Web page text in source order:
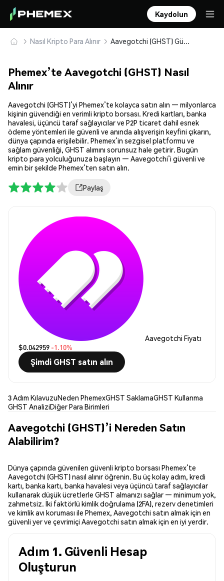
Kaydolun
Nasıl Kripto Para Alınır Aavegotchi (GHST) Güvenle Satın Alın ve Saklayın
Phemex’te Aavegotchi (GHST) Nasıl
Alınır
Aavegotchi (GHST)’yi Phemex’te kolayca satın alın — milyonlarca
kişinin güvendiği en verimli kripto borsası. Kredi kartları, banka
havalesi, üçüncü taraf sağlayıcılar ve P2P ticaret dahil esnek
ödeme yöntemleri ile güvenli ve anında alışverişin keyfini çıkarın,
dünya çapında erişilebilir. Phemex’in sezgisel platformu ve
sağlam güvenliği, GHST alımını sorunsuz hale getirir. Bugün
kripto para yolculuğunuza başlayın — Aavegotchi’i güvenli ve
emin bir şekilde Phemex’ten satın alın.
Paylaş
Aavegotchi Fiyatı
$0.042959 -1.10%
Şimdi GHST satın alın
3 Adım KılavuzuNeden PhemexGHST SaklamaGHST Kullanma
GHST AnaliziDiğer Para Birimleri
Aavegotchi (GHST)’i Nereden Satın
Alabilirim?
Dünya çapında güvenilen güvenli kripto borsası Phemex’te
Aavegotchi (GHST) nasıl alınır öğrenin. Bu üç kolay adım, kredi
kartı, banka kartı, banka havalesi veya üçüncü taraf sağlayıcılar
kullanarak düşük ücretlerle GHST almanızı sağlar — minimum yok,
zahmetsiz. İki faktörlü kimlik doğrulama (2FA), rezerv denetimleri
ve kimlik avı koruması ile Phemex, Aavegotchi satın almak için en
güvenli yer ve çevrimiçi Aavegotchi satın almak için en iyi yerdir.
Adım 1. Güvenli Hesap
Oluşturun